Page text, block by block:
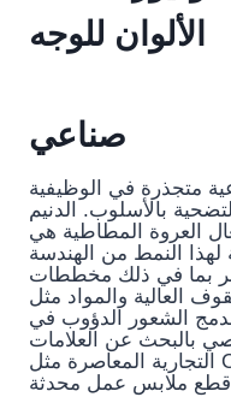
الألوان للوجه
صناعي
متجذرة في الوظيفية
بالأسلوب. الدنيم
العروة المطاطية هي
لهذا النمط من الهندسة
بما في ذلك مخططات
العالية والمواد مثل
الشعور الدؤوب في
بالبحث عن العلامات
التجارية المعاصرة مثل Carhartt WIP و Levi’s و Camper